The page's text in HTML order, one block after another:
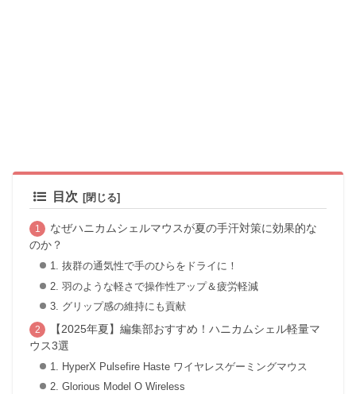
目次
なぜハニカムシェルマウスが夏の手汗対策に効果的な
のか？
1. 抜群の通気性で手のひらをドライに！
2. 羽のような軽さで操作性アップ＆疲労軽減
3. グリップ感の維持にも貢献
【2025年夏】編集部おすすめ！ハニカムシェル軽量マ
ウス3選
1. HyperX Pulsefire Haste ワイヤレスゲーミングマウス
2. Glorious Model O Wireless